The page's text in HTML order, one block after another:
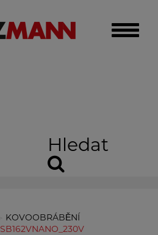
Toggle
Hledat
KOVOOBRÁBĚNÍ
SB162VNANO_230V